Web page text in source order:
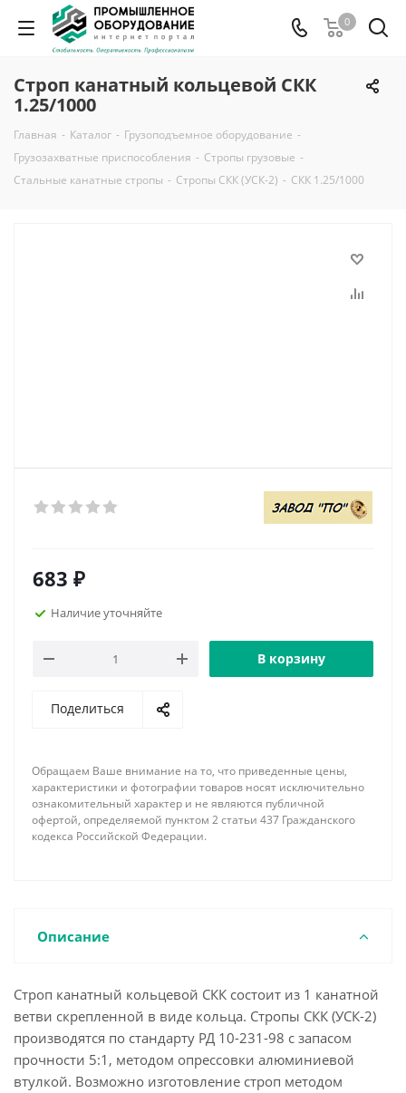
0
Строп канатный кольцевой СКК
1.25/1000
Главная - Каталог - Грузоподъемное оборудование -
Грузозахватные приспособления - Стропы грузовые -
Стальные канатные стропы - Стропы СКК (УСК-2) - СКК 1.25/1000
683 ₽
Наличие уточняйте
В корзину
Поделиться
Обращаем Ваше внимание на то, что приведенные цены,
характеристики и фотографии товаров носят исключительно
ознакомительный характер и не являются публичной
офертой, определяемой пунктом 2 статьи 437 Гражданского
кодекса Российской Федерации.
Описание
Строп канатный кольцевой СКК состоит из 1 канатной
ветви скрепленной в виде кольца. Стропы СКК (УСК-2)
производятся по стандарту РД 10-231-98 с запасом
прочности 5:1, методом опрессовки алюминиевой
втулкой. Возможно изготовление строп методом